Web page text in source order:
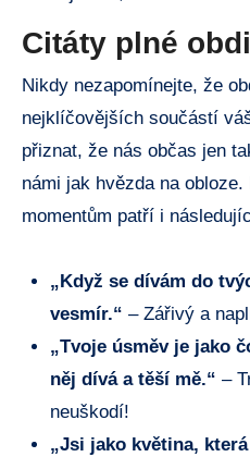
Citáty plné
Nikdy nezapomínejte, že
nejklíčovějších součástí
přiznat, že nás občas jen
námi jak hvězda na
momentům patří i
„Když se dívám do
vesmír.“ – Zářivý a
„Tvoje úsměv je jako
něj dívá a těší mě.“ –
neuškodí!
„Jsi jako květina,